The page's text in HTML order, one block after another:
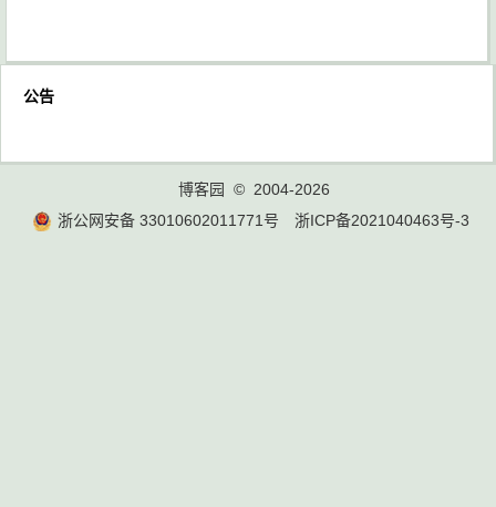
公告
博客园
© 2004-2026
浙公网安备 33010602011771号
浙ICP备2021040463号-3